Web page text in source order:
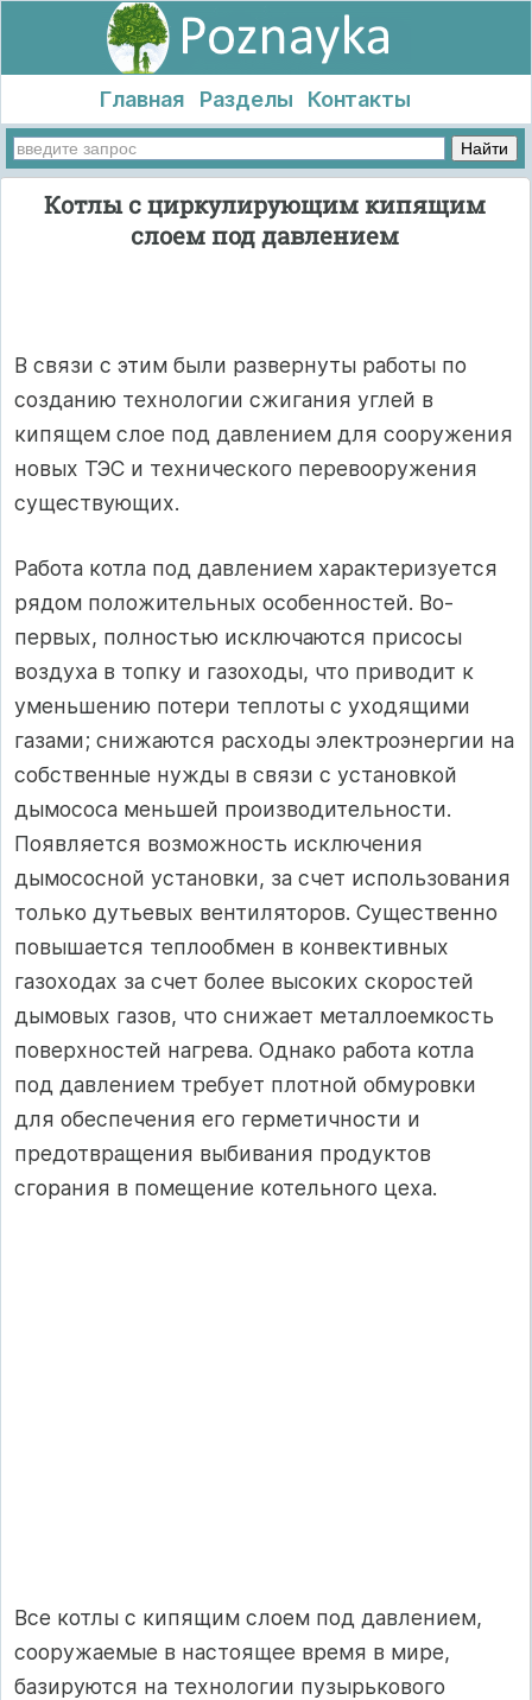
Главная Разделы Контакты
Котлы с циркулирующим кипящим
слоем под давлением
В связи с этим были развернуты работы по
созданию технологии сжигания углей в
кипящем слое под давлением для сооружения
новых ТЭС и технического перевооружения
существующих.
Работа котла под давлением характеризуется
рядом положительных особенностей. Во-
первых, полностью исключаются присосы
воздуха в топку и газоходы, что приводит к
уменьшению потери теплоты с уходящими
газами; снижаются расходы электроэнергии на
собственные нужды в связи с установкой
дымососа меньшей производительности.
Появляется возможность исключения
дымососной установки, за счет использования
только дутьевых вентиляторов. Существенно
повышается теплообмен в конвективных
газоходах за счет более высоких скоростей
дымовых газов, что снижает металлоемкость
поверхностей нагрева. Однако работа котла
под давлением требует плотной обмуровки
для обеспечения его герметичности и
предотвращения выбивания продуктов
сгорания в помещение котельного цеха.
Все котлы с кипящим слоем под давлением,
сооружаемые в настоящее время в мире,
базируются на технологии пузырькового